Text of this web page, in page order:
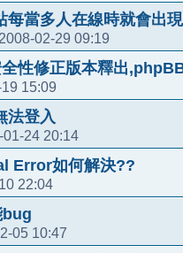
每當多人在線時就會出
2008-02-29 09:19
性修正版本釋出
15:09
法登入
01-24 20:14
Error如何解決??
22:04
bug
05 10:47